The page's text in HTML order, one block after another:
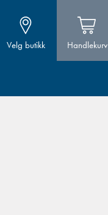
Velg butikk Handlekurv